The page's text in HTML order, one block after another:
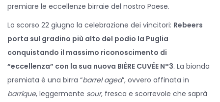
premiare le eccellenze birraie del nostro Paese.
Lo scorso 22 giugno la celebrazione dei vincitori: Rebeers
porta sul gradino più alto del podio la Puglia
conquistando il massimo riconoscimento di
“eccellenza” con la sua nuova BIÈRE CUVÉE N°3. La bionda
premiata è una birra “barrel aged”, ovvero affinata in
barrique, leggermente sour, fresca e scorrevole che saprà